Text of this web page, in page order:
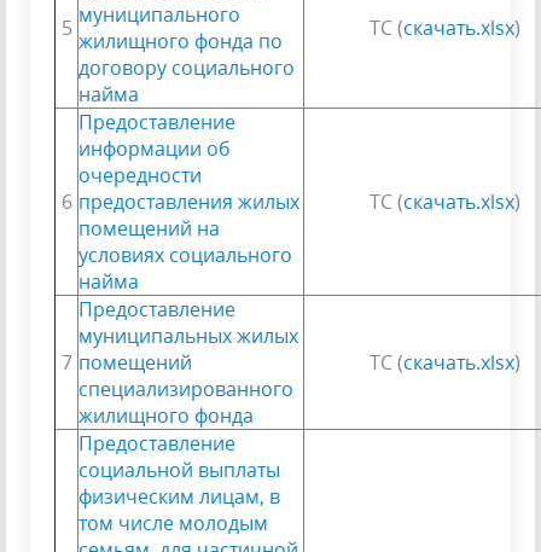
5 муниципального
жилищного фонда по
договору социального
найма
ТС (скачать.xlsx)
6
Предоставление
информации об
очередности
предоставления жилых
помещений на
условиях социального
найма
ТС (скачать.xlsx)
7
Предоставление
муниципальных жилых
помещений
специализированного
жилищного фонда
ТС (скачать.xlsx)
Предоставление
социальной выплаты
физическим лицам, в
том числе молодым